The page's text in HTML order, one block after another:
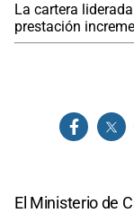
La cartera
prestación
El Ministerio de